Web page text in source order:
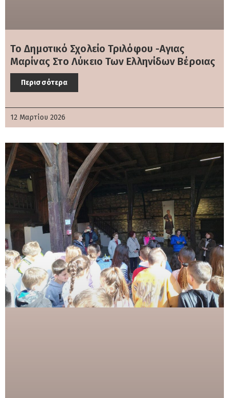
Το Δημοτικό Σχολείο Τριλόφου -Αγιας
Μαρίνας Στο Λύκειο Των Ελληνίδων Βέροιας
Περισσότερα
12 Μαρτίου 2026